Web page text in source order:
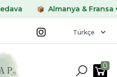
Almanya & Fransa
0